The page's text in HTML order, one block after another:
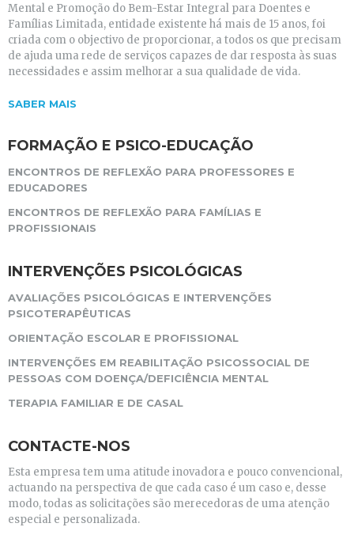
Mental e Promoção do Bem-Estar Integral para Doentes e
Famílias Limitada, entidade existente há mais de 15 anos, foi
criada com o objectivo de proporcionar, a todos os que precisam
de ajuda uma rede de serviços capazes de dar resposta às suas
necessidades e assim melhorar a sua qualidade de vida.
SABER MAIS
FORMAÇÃO E PSICO-EDUCAÇÃO
ENCONTROS DE REFLEXÃO PARA PROFESSORES E
EDUCADORES
ENCONTROS DE REFLEXÃO PARA FAMÍLIAS E
PROFISSIONAIS
INTERVENÇÕES PSICOLÓGICAS
AVALIAÇÕES PSICOLÓGICAS E INTERVENÇÕES
PSICOTERAPÊUTICAS
ORIENTAÇÃO ESCOLAR E PROFISSIONAL
INTERVENÇÕES EM REABILITAÇÃO PSICOSSOCIAL DE
PESSOAS COM DOENÇA/DEFICIÊNCIA MENTAL
TERAPIA FAMILIAR E DE CASAL
CONTACTE-NOS
Esta empresa tem uma atitude inovadora e pouco convencional,
actuando na perspectiva de que cada caso é um caso e, desse
modo, todas as solicitações são merecedoras de uma atenção
especial e personalizada.